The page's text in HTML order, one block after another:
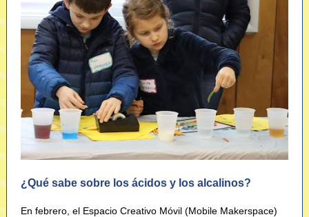
¿Qué sabe sobre los ácidos y los alcalinos?
En febrero, el Espacio Creativo Móvil (Mobile Makerspace)